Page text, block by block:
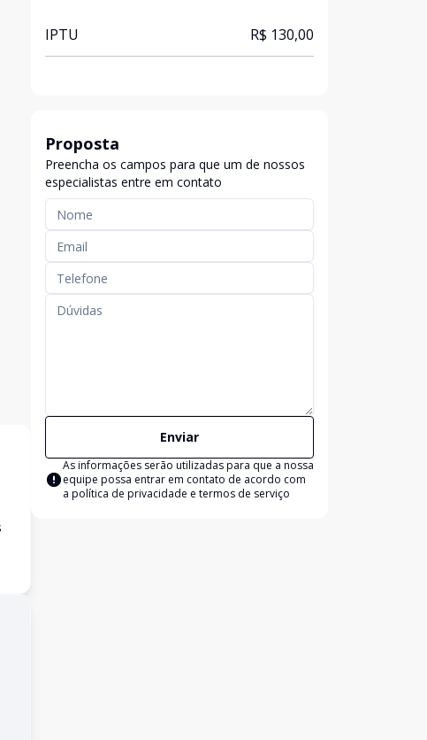
IPTU R$ 130,00
Proposta
Preencha os campos para que um de nossos
especialistas entre em contato
Enviar
As informações serão utilizadas para que a nossa
equipe possa entrar em contato de acordo com
a política de privacidade e termos de serviço